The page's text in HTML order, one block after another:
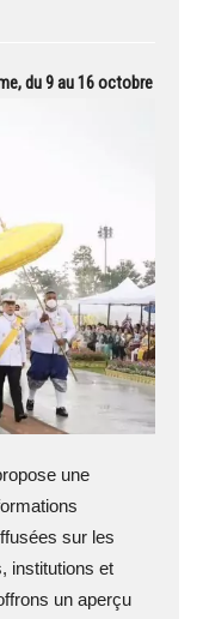
du 9 au 16 octobre
une
sur les
institutions et
un aperçu